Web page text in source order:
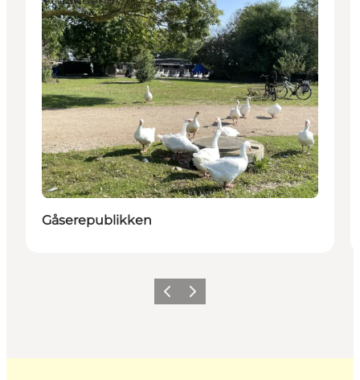
Gåserepublikken
Forrige billede
Næste billede